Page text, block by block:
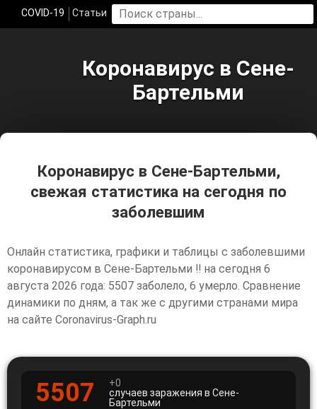
COVID-19 Статьи
Коронавирус в Сене-
Бартельми
Коронавирус в Сене-Бартельми,
свежая статистика на сегодня по
заболевшим
Онлайн статистика, графики и таблицы с заболевшими
коронавирусом в Сене-Бартельми ‼️ на сегодня 6
августа 2026 года: 5507 заболело, 6 умерло. Сравнение
динамики по дням, а так же с другими странами мира
на сайте Coronavirus-Graph.ru
5507
+0
случаев заражения в Сене-
Бартельми